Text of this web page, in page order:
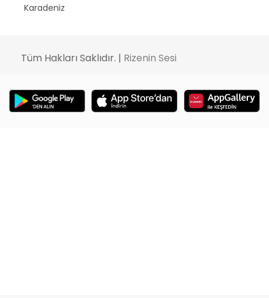
Karadeniz
Tüm Hakları Saklıdır. | Rizenin Sesi